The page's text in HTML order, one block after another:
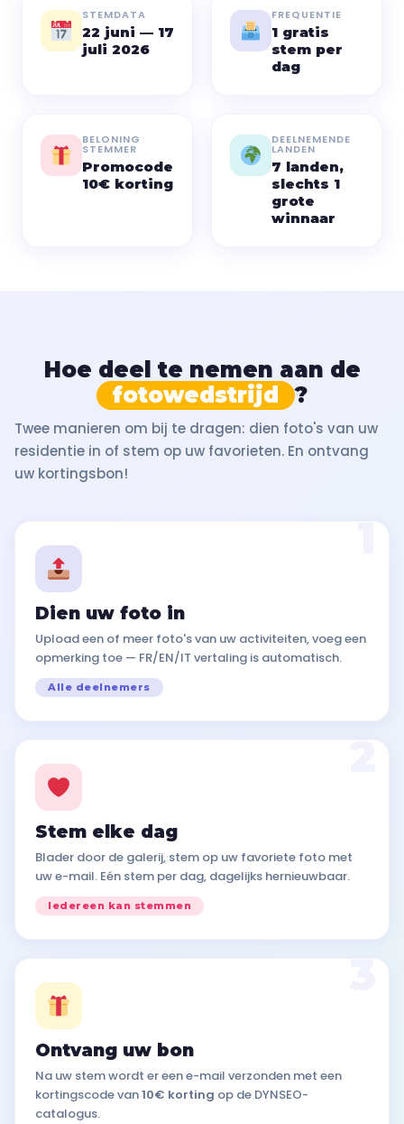
STEMDATA
22 juni — 17
juli 2026
FREQUENTIE
1 gratis
stem per
dag
BELONING
STEMMER
Promocode
10€ korting
DEELNEMENDE
LANDEN
7 landen,
slechts 1
grote
winnaar
Hoe deel te nemen aan de
fotowedstrijd
?
Twee manieren om bij te dragen: dien foto's van uw
residentie in of stem op uw favorieten. En ontvang
uw kortingsbon!
Dien uw foto in
Upload een of meer foto's van uw activiteiten, voeg een
opmerking toe — FR/EN/IT vertaling is automatisch.
Alle deelnemers
2
Stem elke dag
Blader door de galerij, stem op uw favoriete foto met
uw e-mail. Eén stem per dag, dagelijks hernieuwbaar.
Iedereen kan stemmen
3
Ontvang uw bon
Na uw stem wordt er een e-mail verzonden met een
kortingscode van10€ korting op de DYNSEO-
catalogus.